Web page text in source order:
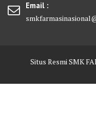
Email :
Situs Resmi SMK